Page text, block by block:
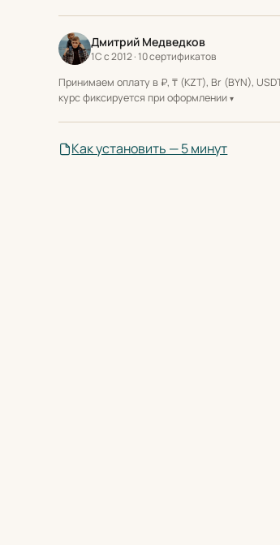
Дмитрий Медведков
1С с 2012 · 10 сертификатов
Принимаем оплату в ₽, ₸ (KZT), Br (BYN),
курс фиксируется при оформлении
Как установить — 5 минут